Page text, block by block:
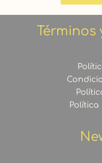
Términos